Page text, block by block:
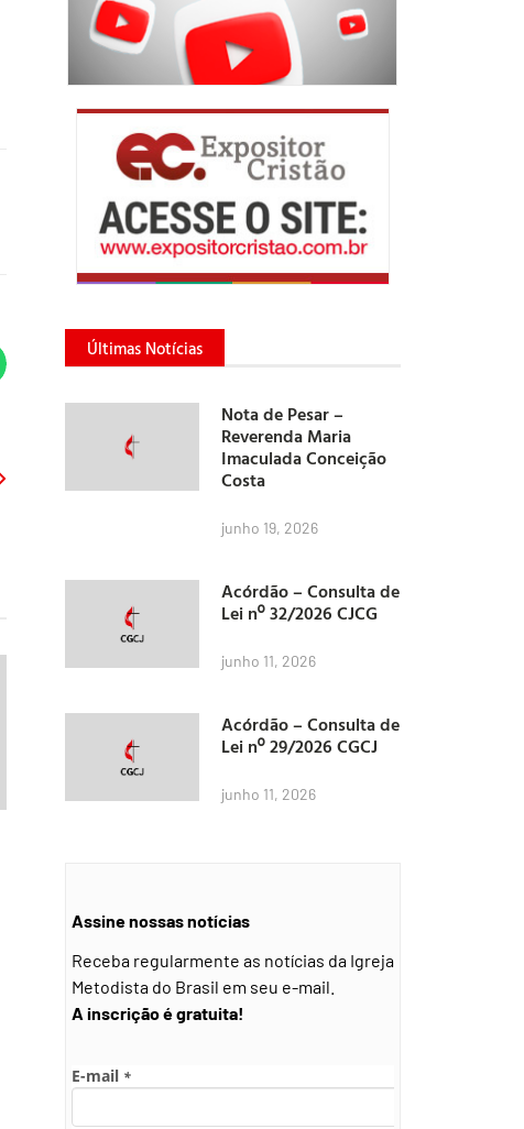
Últimas Notícias
Nota de Pesar –
Reverenda Maria
Imaculada Conceição
Costa
junho 19, 2026
Acórdão – Consulta de
Lei nº 32/2026 CJCG
junho 11, 2026
Acórdão – Consulta de
Lei nº 29/2026 CGCJ
junho 11, 2026
Assine nossas notícias
Receba regularmente as notícias da Igreja
Metodista do Brasil em seu e-mail.
A inscrição é gratuita!